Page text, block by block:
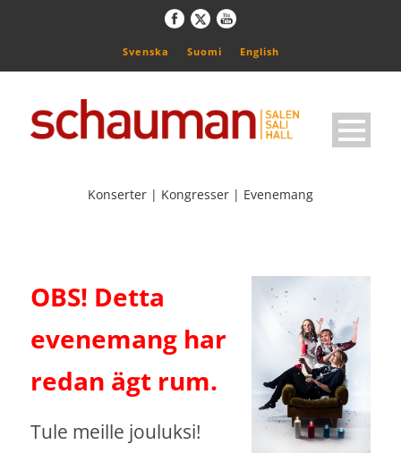
Svenska Suomi English
Konserter | Kongresser | Evenemang
OBS! Detta
evenemang har
redan ägt rum.
Tule meille jouluksi!